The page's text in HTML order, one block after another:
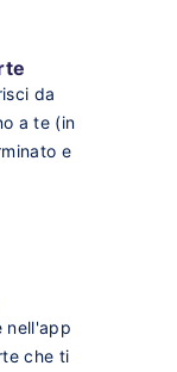
da
a te (in
e
nell'app
che ti